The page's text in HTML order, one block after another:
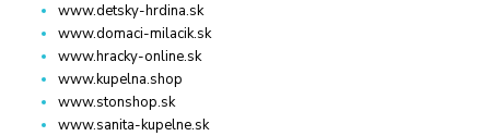
www.detsky-hrdina.sk
www.domaci-milacik.sk
www.hracky-online.sk
www.kupelna.shop
www.stonshop.sk
www.sanita-kupelne.sk